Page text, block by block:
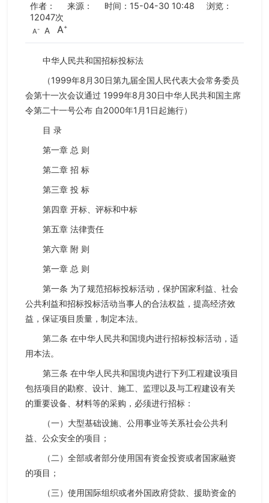
作者： 来源： 时间：15-04-30 10:48
浏览：
12047次
A A A
中华人民共和国招标投标法
（1999年8月30日第九届全国人民代表大会常务委员
会第十一次会议通过 1999年8月30日中华人民共和国主席
令第二十一号公布 自2000年1月1日起施行）
目 录
第一章 总 则
第二章 招 标
第三章 投 标
第四章 开标、评标和中标
第五章 法律责任
第六章 附 则
第一章 总 则
第一条 为了规范招标投标活动，保护国家利益、社会
公共利益和招标投标活动当事人的合法权益，提高经济效
益，保证项目质量，制定本法。
第二条 在中华人民共和国境内进行招标投标活动，适
用本法。
第三条 在中华人民共和国境内进行下列工程建设项目
包括项目的勘察、设计、施工、监理以及与工程建设有关
的重要设备、材料等的采购，必须进行招标：
（一）大型基础设施、公用事业等关系社会公共利
益、公众安全的项目；
（二）全部或者部分使用国有资金投资或者国家融资
的项目；
（三）使用国际组织或者外国政府贷款、援助资金的